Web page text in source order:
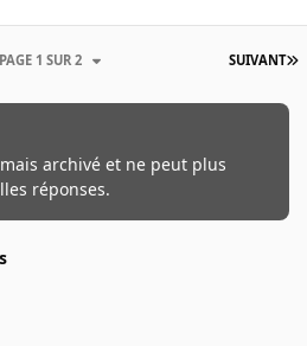
SUIVANT
PAGE 1 SUR 2
archivé et ne peut plus
réponses.